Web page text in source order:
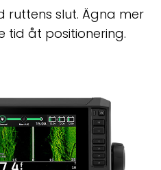
ruttens slut. Ägna mer
tid åt positionering.